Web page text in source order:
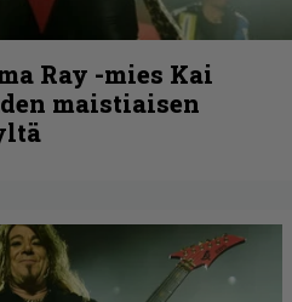
Ray -mies Kai
maistiaisen